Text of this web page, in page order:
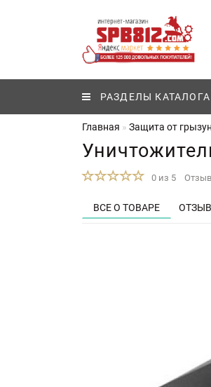
РАЗДЕЛЫ КАТАЛОГА
Главная Защита от
0 из 5
ВСЕ О ТОВАРЕ